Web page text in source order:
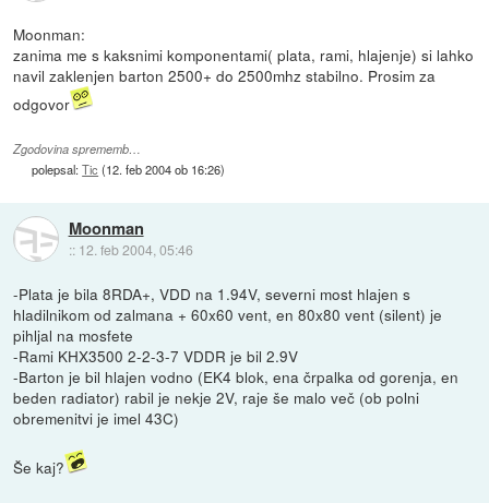
Moonman:
zanima me s kaksnimi komponentami( plata, rami, hlajenje) si lahko
navil zaklenjen barton 2500+ do 2500mhz stabilno. Prosim za
odgovor
Zgodovina sprememb…
polepsal:Tic (12. feb 2004 ob 16:26)
Moonman
:: 12. feb 2004, 05:46
-Plata je bila 8RDA+, VDD na 1.94V, severni most hlajen s
hladilnikom od zalmana + 60x60 vent, en 80x80 vent (silent) je
pihljal na mosfete
-Rami KHX3500 2-2-3-7 VDDR je bil 2.9V
-Barton je bil hlajen vodno (EK4 blok, ena črpalka od gorenja, en
beden radiator) rabil je nekje 2V, raje še malo več (ob polni
obremenitvi je imel 43C)
Še kaj?